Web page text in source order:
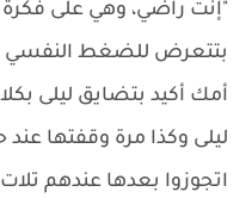
"إنت راضي، وهي على
بتتعرض للضغط النفسي
أمك أكيد بتضايق ليلى
ليلى وكذا مرة وقفتها
اتجوزوا بعدها عندهم